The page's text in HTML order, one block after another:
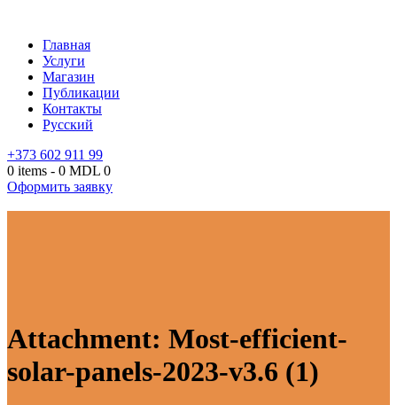
Главная
Услуги
Магазин
Публикации
Контакты
Русский
+373 602 911 99
0 items - 0 MDL 0
Оформить заявку
Attachment: Most-efficient-
solar-panels-2023-v3.6 (1)